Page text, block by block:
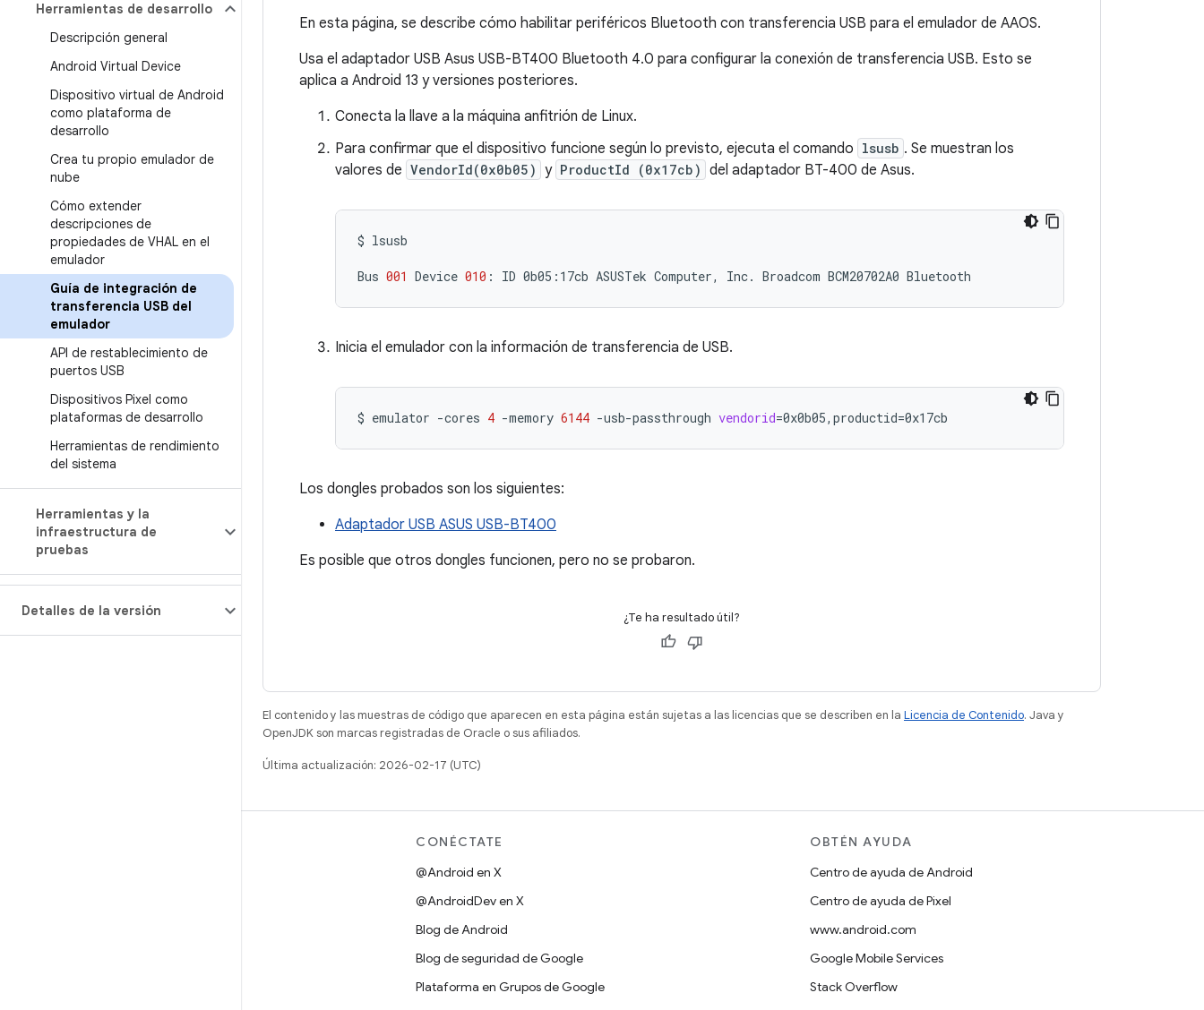
Herramientas de desarrollo
Descripción general
Android Virtual Device
Dispositivo virtual de Android
como plataforma de
desarrollo
Crea tu propio emulador de
nube
Cómo extender
descripciones de
propiedades de VHAL en el
emulador
Guía de integración de
transferencia USB del
emulador
API de restablecimiento de
puertos USB
Dispositivos Pixel como
plataformas de desarrollo
Herramientas de rendimiento
del sistema
Herramientas y la
infraestructura de
pruebas
Detalles de la versión
En esta página, se describe cómo habilitar periféricos Bluetooth con transferencia USB para el emulador de AAOS.
Usa el adaptador USB Asus USB-BT400 Bluetooth 4.0 para configurar la conexión de transferencia USB. Esto se
aplica a Android 13 y versiones posteriores.
Conecta la llave a la máquina anfitrión de Linux.
Para confirmar que el dispositivo funcione según lo previsto, ejecuta el comando lsusb . Se muestran los
valores de VendorId(0x0b05) y ProductId (0x17cb) del adaptador BT-400 de Asus.
$ lsusb
Bus 001 Device 010 : ID 0b05:17cb ASUSTek Computer, Inc. Broadcom BCM20702A0
Inicia el emulador con la información de transferencia de USB.
$ emulator -cores 4 -memory 6144 -usb-passthrough vendorid=0x0b05,productid=
Los dongles probados son los siguientes:
Adaptador USB ASUS USB-BT400
Es posible que otros dongles funcionen, pero no se probaron.
¿Te ha resultado útil?
El contenido y las muestras de código que aparecen en esta página están sujetas a las licencias que se describen en la Licencia de Contenido. Java y
OpenJDK son marcas registradas de Oracle o sus afiliados.
Última actualización: 2026-02-17 (UTC)
CONÉCTATE
@Android en X
@AndroidDev en X
Blog de Android
Blog de seguridad de Google
Plataforma en Grupos de Google
OBTÉN AYUDA
Centro de ayuda de Android
Centro de ayuda de Pixel
www.android.com
Google Mobile Services
Stack Overflow